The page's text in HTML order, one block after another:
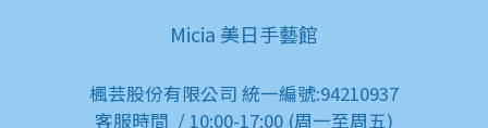
Micia 美日手藝館
楓芸股份有限公司 統一編號:94210937
客服時間 / 10:00-17:00 (周一至周五)